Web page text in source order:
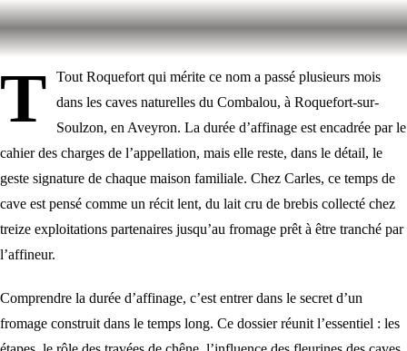
T
Tout Roquefort qui mérite ce nom a passé plusieurs mois
dans les caves naturelles du Combalou, à Roquefort-sur-
Soulzon, en Aveyron. La durée d’affinage est encadrée par le
cahier des charges de l’appellation, mais elle reste, dans le détail, le
geste signature de chaque maison familiale. Chez Carles, ce temps de
cave est pensé comme un récit lent, du lait cru de brebis collecté chez
treize exploitations partenaires jusqu’au fromage prêt à être tranché par
l’affineur.
Comprendre la durée d’affinage, c’est entrer dans le secret d’un
fromage construit dans le temps long. Ce dossier réunit l’essentiel : les